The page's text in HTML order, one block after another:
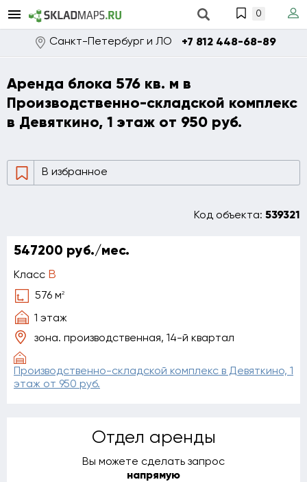
0
Санкт-Петербург и ЛО +7 812 448-68-89
Аренда блока 576 кв. м в
Производственно-складской комплекс
в Девяткино, 1 этаж от 950 руб.
В избранное
Код объекта: 539321
547200 руб./мес.
Класс B
576 м2
1 этаж
зона. производственная, 14-й квартал
Производственно-складской комплекс в Девяткино, 1
этаж от 950 руб.
Отдел аренды
Вы можете сделать запрос
напрямую